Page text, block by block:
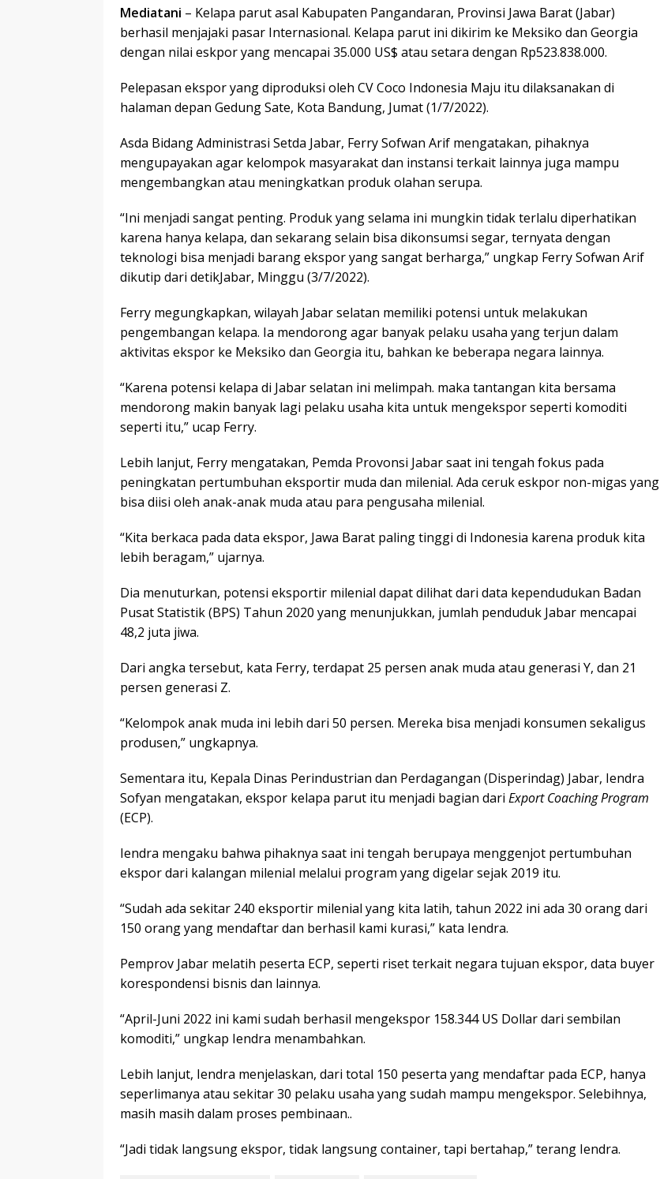
Mediatani – Kelapa parut asal Kabupaten Pangandaran, Provinsi Jawa Barat (Jabar)
berhasil menjajaki pasar Internasional. Kelapa parut ini dikirim ke Meksiko dan Georgia
dengan nilai eskpor yang mencapai 35.000 US$ atau setara dengan Rp523.838.000.
Pelepasan ekspor yang diproduksi oleh CV Coco Indonesia Maju itu dilaksanakan di
halaman depan Gedung Sate, Kota Bandung, Jumat (1/7/2022).
Asda Bidang Administrasi Setda Jabar, Ferry Sofwan Arif mengatakan, pihaknya
mengupayakan agar kelompok masyarakat dan instansi terkait lainnya juga mampu
mengembangkan atau meningkatkan produk olahan serupa.
“Ini menjadi sangat penting. Produk yang selama ini mungkin tidak terlalu diperhatikan
karena hanya kelapa, dan sekarang selain bisa dikonsumsi segar, ternyata dengan
teknologi bisa menjadi barang ekspor yang sangat berharga,” ungkap Ferry Sofwan Arif
dikutip dari detikJabar, Minggu (3/7/2022).
Ferry megungkapkan, wilayah Jabar selatan memiliki potensi untuk melakukan
pengembangan kelapa. Ia mendorong agar banyak pelaku usaha yang terjun dalam
aktivitas ekspor ke Meksiko dan Georgia itu, bahkan ke beberapa negara lainnya.
“Karena potensi kelapa di Jabar selatan ini melimpah. maka tantangan kita bersama
mendorong makin banyak lagi pelaku usaha kita untuk mengekspor seperti komoditi
seperti itu,” ucap Ferry.
Lebih lanjut, Ferry mengatakan, Pemda Provonsi Jabar saat ini tengah fokus pada
peningkatan pertumbuhan eksportir muda dan milenial. Ada ceruk eskpor non-migas yang
bisa diisi oleh anak-anak muda atau para pengusaha milenial.
“Kita berkaca pada data ekspor, Jawa Barat paling tinggi di Indonesia karena produk kita
lebih beragam,” ujarnya.
Dia menuturkan, potensi eksportir milenial dapat dilihat dari data kependudukan Badan
Pusat Statistik (BPS) Tahun 2020 yang menunjukkan, jumlah penduduk Jabar mencapai
48,2 juta jiwa.
Dari angka tersebut, kata Ferry, terdapat 25 persen anak muda atau generasi Y, dan 21
persen generasi Z.
“Kelompok anak muda ini lebih dari 50 persen. Mereka bisa menjadi konsumen sekaligus
produsen,” ungkapnya.
Sementara itu, Kepala Dinas Perindustrian dan Perdagangan (Disperindag) Jabar, Iendra
Sofyan mengatakan, ekspor kelapa parut itu menjadi bagian dari Export Coaching Program
(ECP).
Iendra mengaku bahwa pihaknya saat ini tengah berupaya menggenjot pertumbuhan
ekspor dari kalangan milenial melalui program yang digelar sejak 2019 itu.
“Sudah ada sekitar 240 eksportir milenial yang kita latih, tahun 2022 ini ada 30 orang dari
150 orang yang mendaftar dan berhasil kami kurasi,” kata Iendra.
Pemprov Jabar melatih peserta ECP, seperti riset terkait negara tujuan ekspor, data buyer
korespondensi bisnis dan lainnya.
“April-Juni 2022 ini kami sudah berhasil mengekspor 158.344 US Dollar dari sembilan
komoditi,” ungkap Iendra menambahkan.
Lebih lanjut, Iendra menjelaskan, dari total 150 peserta yang mendaftar pada ECP, hanya
seperlimanya atau sekitar 30 pelaku usaha yang sudah mampu mengekspor. Selebihnya,
masih masih dalam proses pembinaan..
“Jadi tidak langsung ekspor, tidak langsung container, tapi bertahap,” terang Iendra.